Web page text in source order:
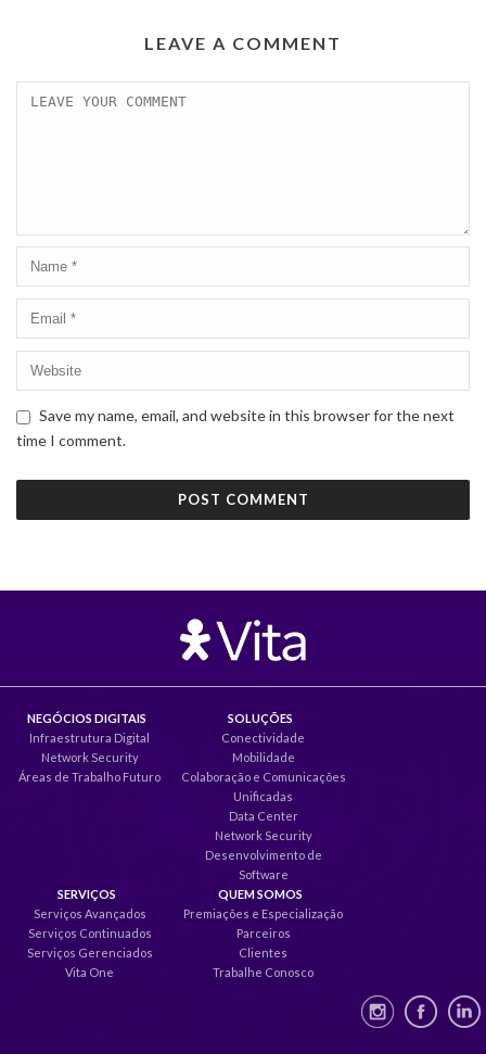
LEAVE A COMMENT
Save my name, email, and website in this browser for the next
time I comment.
NEGÓCIOS DIGITAIS
Infraestrutura Digital
Network Security
Áreas de Trabalho Futuro
SOLUÇÕES
Conectividade
Mobilidade
Colaboração e Comunicações
Unificadas
Data Center
Network Security
Desenvolvimento de
Software
SERVIÇOS
Serviços Avançados
Serviços Continuados
Serviços Gerenciados
Vita One
QUEM SOMOS
Premiações e Especialização
Parceiros
Clientes
Trabalhe Conosco